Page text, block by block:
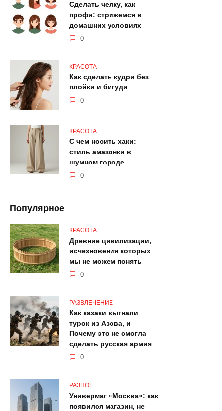
Сделать челку, как
профи: стрижемся в
домашних условиях
0
КРАСОТА
Как сделать кудри без
плойки и бигуди
0
КРАСОТА
С чем носить хаки:
стиль амазонки в
шумном городе
0
Популярное
КРАСОТА
Древние цивилизации,
исчезновения которых
мы не можем понять
0
РАЗВЛЕЧЕНИЕ
Как казаки выгнали
турок из Азова, и
Почему это не смогла
сделать русская армия
0
РАЗНОЕ
Универмаг «Москва»: как
появился магазин, не